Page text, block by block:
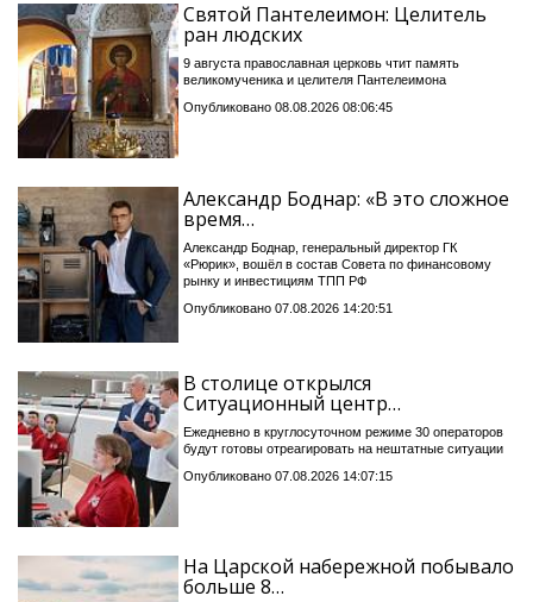
Святой Пантелеимон: Целитель
ран людских
9 августа православная церковь чтит память
великомученика и целителя Пантелеимона
Опубликовано 08.08.2026 08:06:45
Александр Боднар: «В это сложное
время…
Александр Боднар, генеральный директор ГК
«Рюрик», вошёл в состав Совета по финансовому
рынку и инвестициям ТПП РФ
Опубликовано 07.08.2026 14:20:51
В столице открылся
Ситуационный центр…
Ежедневно в круглосуточном режиме 30 операторов
будут готовы отреагировать на нештатные ситуации
Опубликовано 07.08.2026 14:07:15
На Царской набережной побывало
больше 8…